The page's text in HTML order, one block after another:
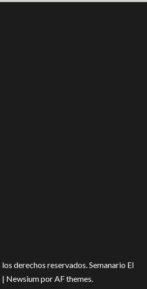
derechos reservados. Semanario El
| Newsiumpor AF themes.